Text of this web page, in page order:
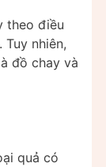
theo điều
nhiên,
đồ chay và
quả có